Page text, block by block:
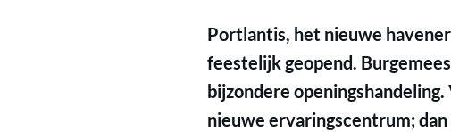
Portlantis, het nieuwe
feestelijk geopend.
bijzondere
nieuwe ervaringscentrum;